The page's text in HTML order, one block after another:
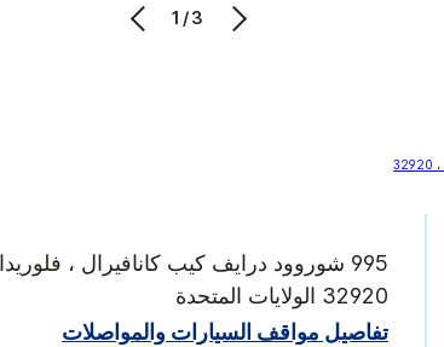
1/3
995 شوروود درايف كيب كانافيرال ، فلوريدا
32920 الولايات المتحدة
تفاصيل مواقف السيارات والمواصلات